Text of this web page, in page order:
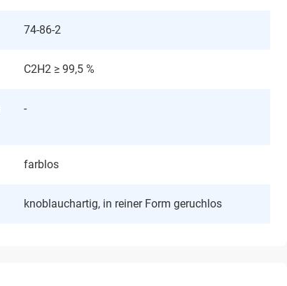
74-86-2
C2H2 ≥ 99,5 %
-
farblos
knoblauchartig, in reiner Form geruchlos